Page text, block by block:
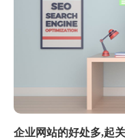
企业网站的好处多,起